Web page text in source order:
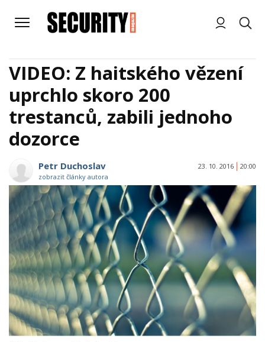
VIDEO: Z haitského vězení
uprchlo skoro 200
trestanců, zabili jednoho
dozorce
Petr Duchoslav
zobrazit články autora
23. 10. 2016 20:00